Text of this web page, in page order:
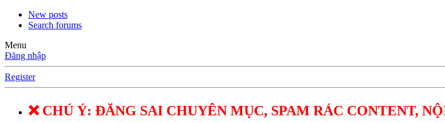
New posts
Search forums
Menu
Đăng nhập
Register
❌ CHÚ Ý: ĐĂNG SAI CHUYÊN MỤC, SPAM RÁC CONTENT,